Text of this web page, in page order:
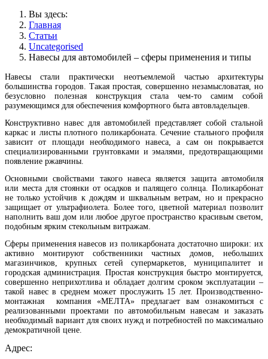
Вы здесь:
Главная
Статьи
Uncategorised
Навесы для автомобилей – сферы применения и типы
Навесы стали практически неотъемлемой частью архитектуры
большинства городов. Такая простая, совершенно незамысловатая, но
безусловно полезная конструкция стала чем-то самим собой
разумеющимся для обеспечения комфортного быта автовладельцев.
Конструктивно навес для автомобилей представляет собой стальной
каркас и листы плотного поликарбоната. Сечение стального профиля
зависит от площади необходимого навеса, а сам он покрывается
специализированными грунтовками и эмалями, предотвращающими
появление ржавчины.
Основными свойствами такого навеса является защита автомобиля
или места для стоянки от осадков и палящего солнца. Поликарбонат
не только устойчив к дождям и шквальным ветрам, но и прекрасно
защищает от ультрафиолета. Более того, цветной материал позволит
наполнить ваш дом или любое другое пространство красивым светом,
подобным ярким стекольным витражам.
Сферы применения навесов из поликарбоната достаточно широки: их
активно монтируют собственники частных домов, небольших
магазинчиков, крупных сетей супермаркетов, муниципалитет и
городская администрация. Простая конструкция быстро монтируется,
совершенно неприхотлива и обладает долгим сроком эксплуатации –
такой навес в среднем может прослужить 15 лет. Производственно-
монтажная компания «МЕЛТА» предлагает вам ознакомиться с
реализованными проектами по автомобильным навесам и заказать
необходимый вариант для своих нужд и потребностей по максимально
демократичной цене.
Адрес: